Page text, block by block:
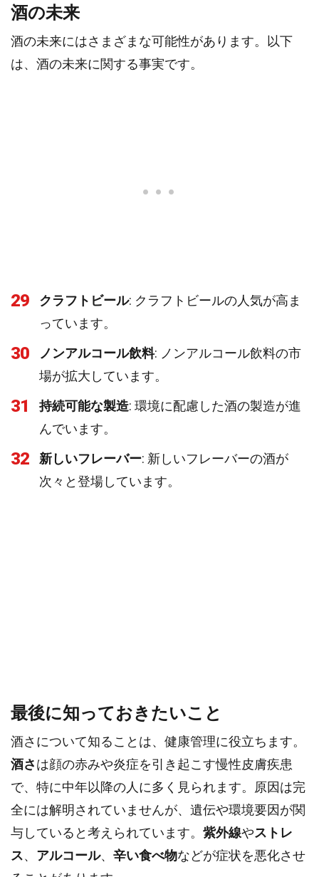
酒の未来
酒の未来にはさまざまな可能性があります。以下
は、酒の未来に関する事実です。
29 クラフトビール: クラフトビールの人気が高ま
っています。
30 ノンアルコール飲料: ノンアルコール飲料の市
場が拡大しています。
31 持続可能な製造: 環境に配慮した酒の製造が進
んでいます。
32 新しいフレーバー: 新しいフレーバーの酒が
次々と登場しています。
最後に知っておきたいこと
酒さについて知ることは、健康管理に役立ちます。
酒さは顔の赤みや炎症を引き起こす慢性皮膚疾患
で、特に中年以降の人に多く見られます。原因は完
全には解明されていませんが、遺伝や環境要因が関
与していると考えられています。 紫外線やストレ
ス、 アルコール、 辛い食べ物などが症状を悪化させ